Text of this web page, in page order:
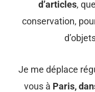
d’articles,
conservation,
Je me déplace
vous à Paris,